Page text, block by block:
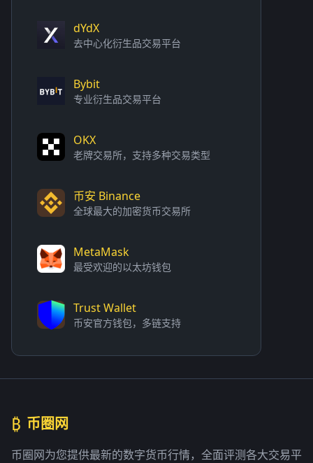
dYdX
去中心化衍生品交易平台
Bybit
专业衍生品交易平台
OKX
老牌交易所，支持多种交易类型
币安 Binance
全球最大的加密货币交易所
MetaMask
最受欢迎的以太坊钱包
Trust Wallet
币安官方钱包，多链支持
₿ 币圈网
币圈网为您提供最新的数字货币行情，全面评测各大交易平